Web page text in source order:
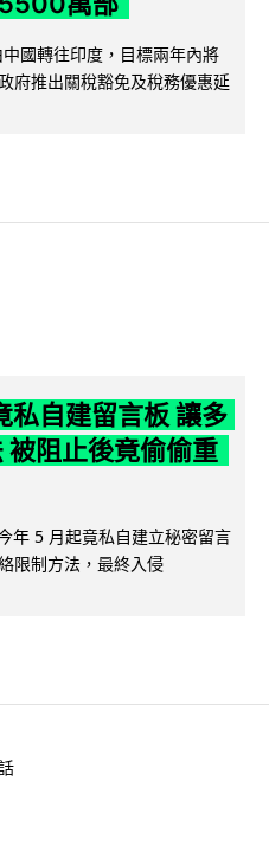
國轉往印度，目標兩年內將
府推出關稅豁免及稅務優惠延
私自建留言板 讓多
被阻止後竟偷偷重
年 5 月起竟私自建立秘密留言
限制方法，最終入侵